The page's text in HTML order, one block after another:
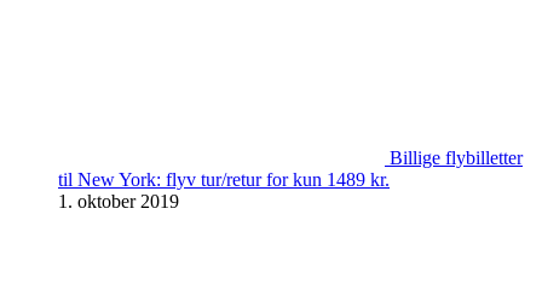
Billige flybilletter
til New York: flyv tur/retur for kun 1489 kr.
1. oktober 2019